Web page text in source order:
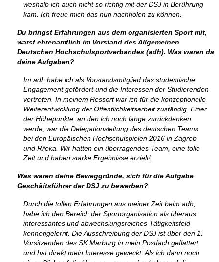
weshalb ich auch nicht so richtig mit der DSJ in Berührung
kam. Ich freue mich das nun nachholen zu können.
Du bringst Erfahrungen aus dem organisierten Sport mit,
warst ehrenamtlich im Vorstand des Allgemeinen
Deutschen Hochschulsportverbandes (adh). Was waren da
deine Aufgaben?
Im adh habe ich als Vorstandsmitglied das studentische
Engagement gefördert und die Interessen der Studierenden
vertreten. In meinem Ressort war ich für die konzeptionelle
Weiterentwicklung der Öffentlichkeitsarbeit zuständig. Einer
der Höhepunkte, an den ich noch lange zurückdenken
werde, war die Delegationsleitung des deutschen Teams
bei den Europäischen Hochschulspielen 2016 in Zagreb
und Rijeka. Wir hatten ein überragendes Team, eine tolle
Zeit und haben starke Ergebnisse erzielt!
Was waren deine Beweggründe, sich für die Aufgabe
Geschäftsführer der DSJ zu bewerben?
Durch die tollen Erfahrungen aus meiner Zeit beim adh,
habe ich den Bereich der Sportorganisation als überaus
interessantes und abwechslungsreiches Tätigkeitsfeld
kennengelernt. Die Ausschreibung der DSJ ist über den 1.
Vorsitzenden des SK Marburg in mein Postfach geflattert
und hat direkt mein Interesse geweckt. Als ich dann noch